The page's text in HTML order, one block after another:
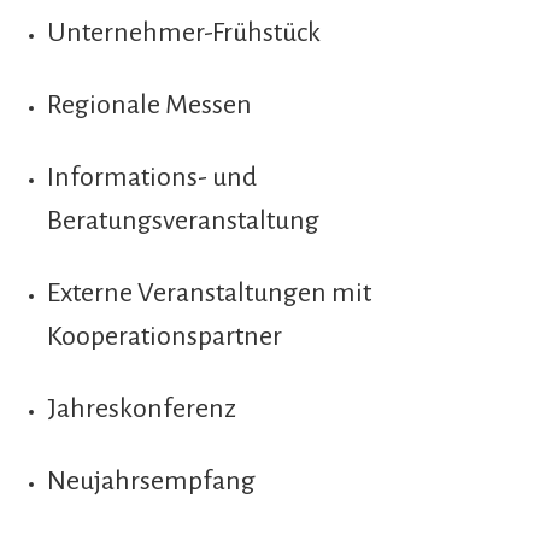
Unternehmer-Frühstück
Regionale Messen
Informations- und
Beratungsveranstaltung
Externe Veranstaltungen mit
Kooperationspartner
Jahreskonferenz
Neujahrsempfang